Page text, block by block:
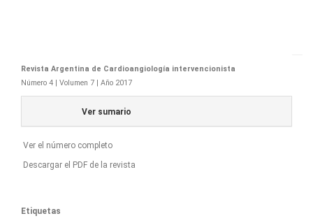
Revista Argentina de Cardioangiología intervencionista
Número 4 | Volumen 7 | Año 2017
Ver sumario
Ver el número completo
Descargar el PDF de la revista
Etiquetas